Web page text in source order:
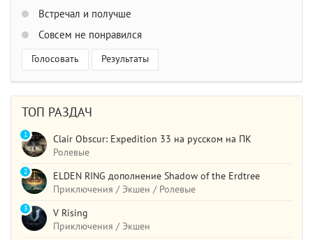
Встречал и получше
Совсем не понравился
Голосовать Результаты
ТОП РАЗДАЧ
Clair Obscur: Expedition 33 на русском на ПК
Ролевые
1
ELDEN RING дополнение Shadow of the Erdtree
Приключения / Экшен / Ролевые
2
V Rising
Приключения / Экшен
3